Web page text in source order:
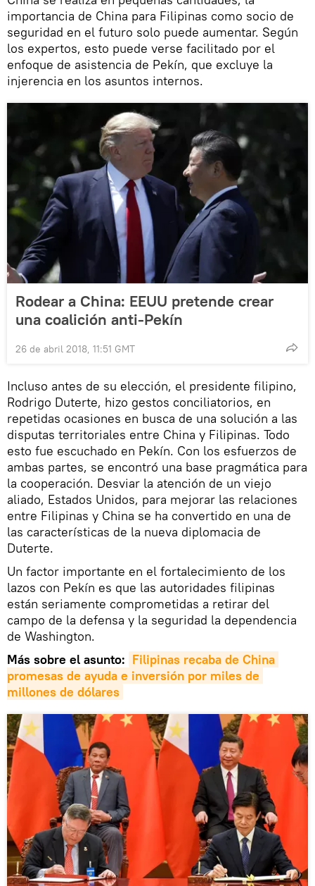
importancia de China para Filipinas como socio de
seguridad en el futuro solo puede aumentar. Según
los expertos, esto puede verse facilitado por el
enfoque de asistencia de Pekín, que excluye la
injerencia en los asuntos internos.
Rodear a China: EEUU pretende crear
una coalición anti-Pekín
26 de abril 2018, 11:51 GMT
Incluso antes de su elección, el presidente filipino,
Rodrigo Duterte, hizo gestos conciliatorios, en
repetidas ocasiones en busca de una solución a las
disputas territoriales entre China y Filipinas. Todo
esto fue escuchado en Pekín. Con los esfuerzos de
ambas partes, se encontró una base pragmática para
la cooperación. Desviar la atención de un viejo
aliado, Estados Unidos, para mejorar las relaciones
entre Filipinas y China se ha convertido en una de
las características de la nueva diplomacia de
Duterte.
Un factor importante en el fortalecimiento de los
lazos con Pekín es que las autoridades filipinas
están seriamente comprometidas a retirar del
campo de la defensa y la seguridad la dependencia
de Washington.
Más sobre el asunto: Filipinas recaba de China
promesas de ayuda e inversión por miles de
millones de dólares